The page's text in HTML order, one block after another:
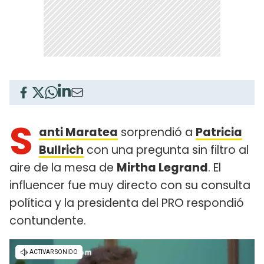
S anti Maratea sorprendió a Patricia
Bullrich con una pregunta sin filtro al
aire de la mesa de Mirtha Legrand. El
influencer fue muy directo con su consulta
política y la presidenta del PRO respondió
contundente.